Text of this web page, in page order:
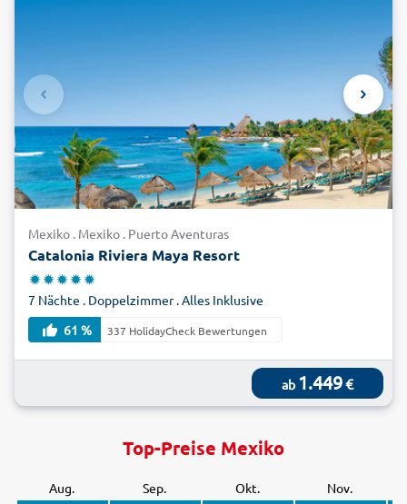
Mexiko . Mexiko . Puerto Aventuras
Catalonia Riviera Maya Resort
7 Nächte . Doppelzimmer . Alles Inklusive
61 %
337 HolidayCheck Bewertungen
ab 1.449€
Top-Preise Mexiko
Aug. Sep. Okt. Nov.